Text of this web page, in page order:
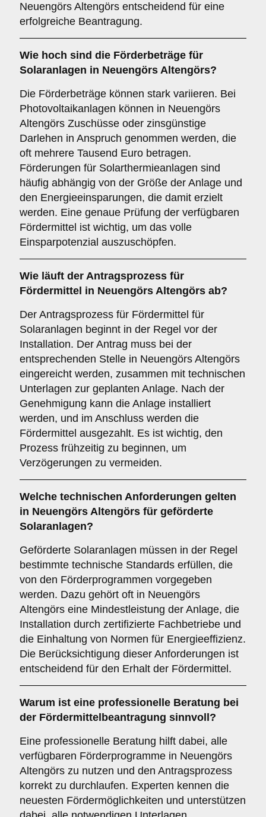
Neuengörs Altengörs entscheidend für eine
erfolgreiche Beantragung.
Wie hoch sind die Förderbeträge für
Solaranlagen in Neuengörs Altengörs?
Die Förderbeträge können stark variieren. Bei
Photovoltaikanlagen können in Neuengörs
Altengörs Zuschüsse oder zinsgünstige
Darlehen in Anspruch genommen werden, die
oft mehrere Tausend Euro betragen.
Förderungen für Solarthermieanlagen sind
häufig abhängig von der Größe der Anlage und
den Energieeinsparungen, die damit erzielt
werden. Eine genaue Prüfung der verfügbaren
Fördermittel ist wichtig, um das volle
Einsparpotenzial auszuschöpfen.
Wie läuft der Antragsprozess für
Fördermittel in Neuengörs Altengörs ab?
Der Antragsprozess für Fördermittel für
Solaranlagen beginnt in der Regel vor der
Installation. Der Antrag muss bei der
entsprechenden Stelle in Neuengörs Altengörs
eingereicht werden, zusammen mit technischen
Unterlagen zur geplanten Anlage. Nach der
Genehmigung kann die Anlage installiert
werden, und im Anschluss werden die
Fördermittel ausgezahlt. Es ist wichtig, den
Prozess frühzeitig zu beginnen, um
Verzögerungen zu vermeiden.
Welche technischen Anforderungen gelten
in Neuengörs Altengörs für geförderte
Solaranlagen?
Geförderte Solaranlagen müssen in der Regel
bestimmte technische Standards erfüllen, die
von den Förderprogrammen vorgegeben
werden. Dazu gehört oft in Neuengörs
Altengörs eine Mindestleistung der Anlage, die
Installation durch zertifizierte Fachbetriebe und
die Einhaltung von Normen für Energieeffizienz.
Die Berücksichtigung dieser Anforderungen ist
entscheidend für den Erhalt der Fördermittel.
Warum ist eine professionelle Beratung bei
der Fördermittelbeantragung sinnvoll?
Eine professionelle Beratung hilft dabei, alle
verfügbaren Förderprogramme in Neuengörs
Altengörs zu nutzen und den Antragsprozess
korrekt zu durchlaufen. Experten kennen die
neuesten Fördermöglichkeiten und unterstützen